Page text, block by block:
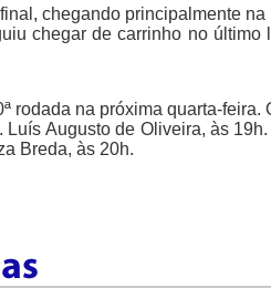
chegando principalmente
chegar de carrinho no
rodada na próxima quarta-
Luís Augusto de Oliveira, às
Breda, às 20h.